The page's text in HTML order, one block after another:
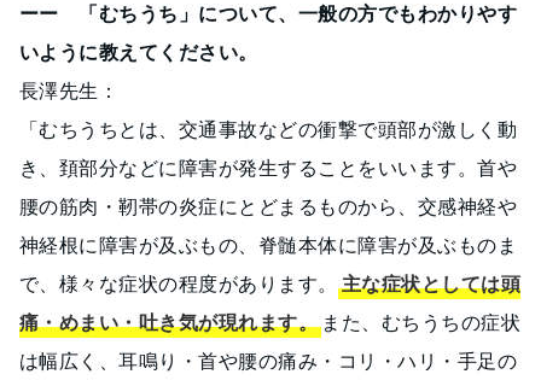
ーー 「むちうち」について、一般の方でもわかりやす
いように教えてください。
長澤先生：
「むちうちとは、交通事故などの衝撃で頭部が激しく動
き、頚部分などに障害が発生することをいいます。首や
腰の筋肉・靭帯の炎症にとどまるものから、交感神経や
神経根に障害が及ぶもの、脊髄本体に障害が及ぶものま
で、様々な症状の程度があります。
主な症状としては頭
痛・めまい・吐き気が現れます。 また、むちうちの症状
は幅広く、耳鳴り・首や腰の痛み・コリ・ハリ・手足の